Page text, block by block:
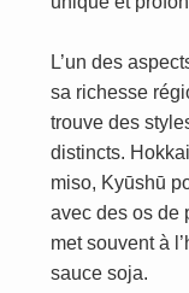
L’un des
sa richesse
trouve des
distincts.
miso, Kyūshū
avec des os de
met souvent à
sauce soja.